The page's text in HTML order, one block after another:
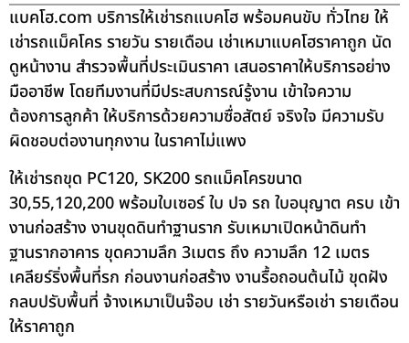
แบคโฮ.com บริการให้เช่ารถแบคโฮ พร้อมคนขับ ทั่วไทย ให้
เช่ารถแม็คโคร รายวัน รายเดือน เช่าเหมาแบคโฮราคาถูก นัด
ดูหน้างาน สำรวจพื้นที่ประเมินราคา เสนอราคาให้บริการอย่าง
มืออาชีพ โดยทีมงานที่มีประสบการณ์รู้งาน เข้าใจความ
ต้องการลูกค้า ให้บริการด้วยความซื่อสัตย์ จริงใจ มีความรับ
ผิดชอบต่องานทุกงาน ในราคาไม่แพง
ให้เช่ารถขุด PC120, SK200 รถแม็คโครขนาด
30,55,120,200 พร้อมใบเซอร์ ใบ ปจ รถ ใบอนุญาต ครบ เข้า
งานก่อสร้าง งานขุดดินทำฐานราก รับเหมาเปิดหน้าดินทำ
ฐานรากอาคาร ขุดความลึก 3เมตร ถึง ความลึก 12 เมตร
เคลียร์ริ่งพื้นที่รก ก่อนงานก่อสร้าง งานรื้อถอนต้นไม้ ขุดฝัง
กลบปรับพื้นที่ จ้างเหมาเป็นจ๊อบ เช่า รายวันหรือเช่า รายเดือน
ให้ราคาถูก